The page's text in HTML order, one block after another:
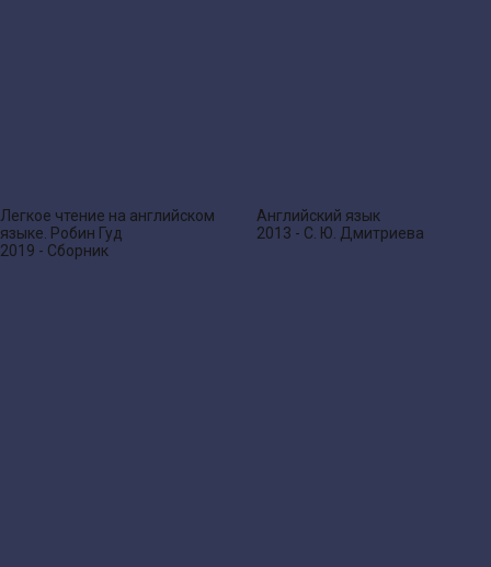
Легкое чтение на английском
языке. Робин Гуд
2019 - Сборник
Английский язык
2013 - С. Ю. Дмитриева